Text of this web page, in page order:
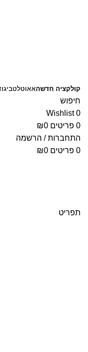
קולקציה חדשהאאוטלט
חיפוש
0
Wishlist
0 פריטים ₪0
התחברות / הרשמה
0 פריטים ₪0
תפריט